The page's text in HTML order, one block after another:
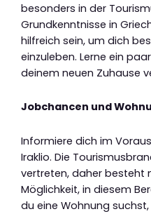
besonders in der
Grundkenntnisse in
hilfreich sein, um dich
einzuleben. Lerne ein
deinem neuen Zuhause
Jobchancen und
Informiere dich im
Iraklio. Die
vertreten, daher besteht
Möglichkeit, in diesem
du eine Wohnung